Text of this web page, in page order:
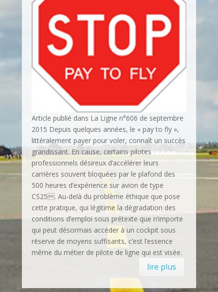
Article publié dans La Ligne n°606 de septembre
2015 Depuis quelques années, le « pay to fly »,
littéralement payer pour voler, connaît un succès
grandissant. En cause, certains pilotes
professionnels désireux d’accélérer leurs
carrières souvent bloquées par le plafond des
500 heures d’expérience sur avion de type
CS25. Au-delà du problème éthique que pose
cette pratique, qui légitime la dégradation des
conditions d’emploi sous prétexte que n’importe
qui peut désormais accéder à un cockpit sous
réserve de moyens suffisants, c’est l’essence
même du métier de pilote de ligne qui est visée.
lire plus